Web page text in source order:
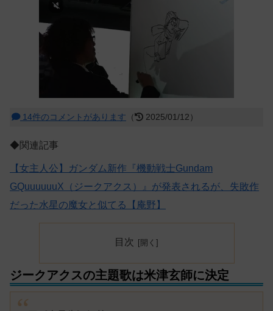
14件のコメントがあります （ 2025/01/12）
◆関連記事
【女主人公】ガンダム新作『機動戦士Gundam
GQuuuuuuX（ジークアクス）』が発表されるが、失敗作
だった水星の魔女と似てる【庵野】
目次
ジークアクスの主題歌は米津玄師に決定